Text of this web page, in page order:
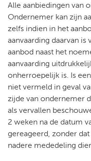
Alle aanbiedingen van
Ondernemer kan zijn
zelfs indien in het
aanvaarding daarvan
aanbod naast het
aanvaarding
onherroepelijk is. Is
niet vermeld in geval
zijde van ondernemer
als vervallen
2 weken na de datum
gereageerd, zonder
nadere mededeling